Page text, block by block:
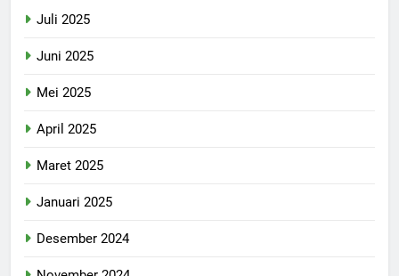
Juli 2025
Juni 2025
Mei 2025
April 2025
Maret 2025
Januari 2025
Desember 2024